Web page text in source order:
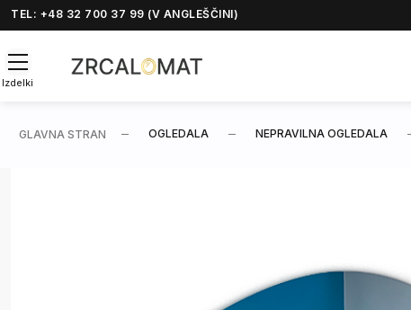
TEL: +48 32 700 37 99 (V ANGLEŠČINI)
Izdelki
GLAVNA STRAN OGLEDALA NEPRAVILNA OGLEDALA